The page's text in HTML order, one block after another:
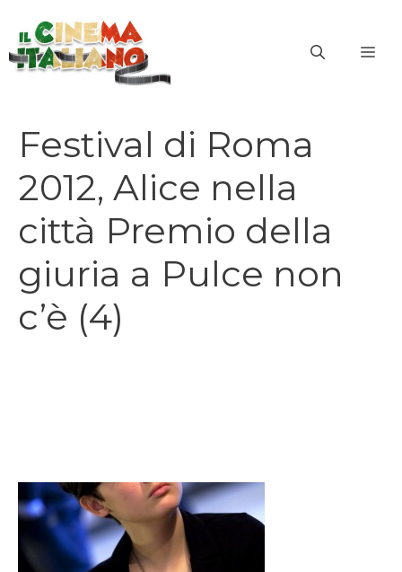
contenuto
Festival di Roma
2012, Alice nella
città Premio della
giuria a Pulce non
c’è (4)